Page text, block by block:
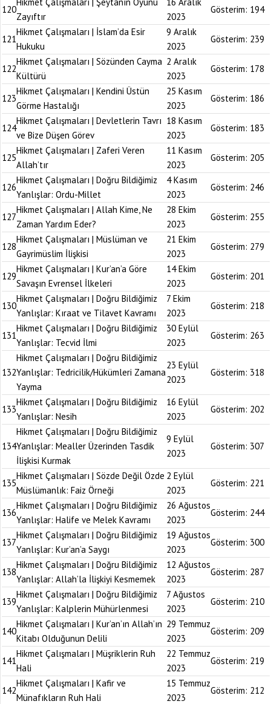
120
Zayıftır
2023
Gösterim: 194
121
Hikmet Çalışmaları | İslam’da Esir
Hukuku
9 Aralık
2023
Gösterim: 239
122
Hikmet Çalışmaları | Sözünden Cayma
Kültürü
2 Aralık
2023
Gösterim: 178
123
Hikmet Çalışmaları | Kendini Üstün
Görme Hastalığı
25 Kasım
2023
Gösterim: 186
124
Hikmet Çalışmaları | Devletlerin Tavrı
ve Bize Düşen Görev
18 Kasım
2023
Gösterim: 183
125
Hikmet Çalışmaları | Zaferi Veren
Allah’tır
11 Kasım
2023
Gösterim: 205
126
Hikmet Çalışmaları | Doğru Bildiğimiz
Yanlışlar: Ordu-Millet
4 Kasım
2023
Gösterim: 246
127
Hikmet Çalışmaları | Allah Kime, Ne
Zaman Yardım Eder?
28 Ekim
2023
Gösterim: 255
128
Hikmet Çalışmaları | Müslüman ve
Gayrimüslim İlişkisi
21 Ekim
2023
Gösterim: 279
129
Hikmet Çalışmaları | Kur’an’a Göre
Savaşın Evrensel İlkeleri
14 Ekim
2023
Gösterim: 201
130
Hikmet Çalışmaları | Doğru Bildiğimiz
Yanlışlar: Kıraat ve Tilavet Kavramı
7 Ekim
2023
Gösterim: 218
131
Hikmet Çalışmaları | Doğru Bildiğimiz
Yanlışlar: Tecvid İlmi
30 Eylül
2023
Gösterim: 263
132
Hikmet Çalışmaları | Doğru Bildiğimiz
Yanlışlar: Tedricilik/Hükümleri Zamana
Yayma
23 Eylül
2023
Gösterim: 318
133
Hikmet Çalışmaları | Doğru Bildiğimiz
Yanlışlar: Nesih
16 Eylül
2023
Gösterim: 202
134
Hikmet Çalışmaları | Doğru Bildiğimiz
Yanlışlar: Mealler Üzerinden Tasdik
İlişkisi Kurmak
9 Eylül
2023
Gösterim: 307
135
Hikmet Çalışmaları | Sözde Değil Özde
Müslümanlık: Faiz Örneği
2 Eylül
2023
Gösterim: 221
136
Hikmet Çalışmaları | Doğru Bildiğimiz
Yanlışlar: Halife ve Melek Kavramı
26 Ağustos
2023
Gösterim: 244
137
Hikmet Çalışmaları | Doğru Bildiğimiz
Yanlışlar: Kur’an’a Saygı
19 Ağustos
2023
Gösterim: 300
138
Hikmet Çalışmaları | Doğru Bildiğimiz
Yanlışlar: Allah’la İlişkiyi Kesmemek
12 Ağustos
2023
Gösterim: 287
139
Hikmet Çalışmaları | Doğru Bildiğimiz
Yanlışlar: Kalplerin Mühürlenmesi
7 Ağustos
2023
Gösterim: 210
140
Hikmet Çalışmaları | Kur’an’ın Allah’ın
Kitabı Olduğunun Delili
29 Temmuz
2023
Gösterim: 209
141
Hikmet Çalışmaları | Müşriklerin Ruh
Hali
22 Temmuz
2023
Gösterim: 219
142
Hikmet Çalışmaları | Kafir ve
Münafıkların Ruh Hali
15 Temmuz
2023
Gösterim: 212